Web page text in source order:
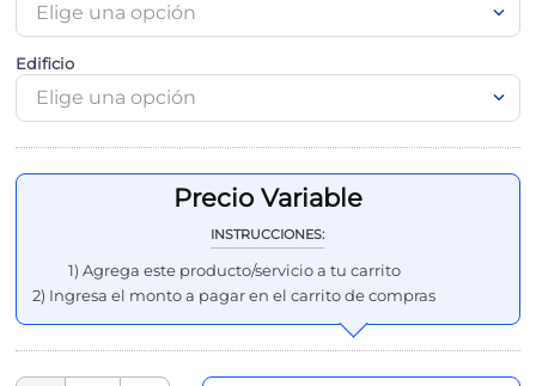
Elige una opción
Edificio
Elige una opción
INSTRUCCIONES:
1) Agrega este producto/servicio a tu carrito
2) Ingresa el monto a pagar en el carrito de compras